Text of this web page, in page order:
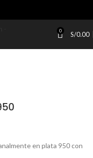
0 S/0.00
en plata 950 con